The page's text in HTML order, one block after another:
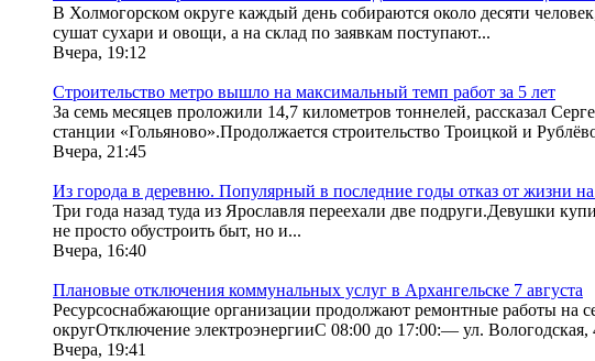
В Холмогорском округе каждый день собираются около десяти
сушат сухари и овощи, а на склад по заявкам поступают...
Вчера, 19:12
Строительство метро вышло на максимальный темп работ за 5 лет
За семь месяцев проложили 14,7 километров тоннелей, рассказал
станции «Гольяново».Продолжается строительство Троицкой и
Вчера, 21:45
Из города в деревню. Популярный в последние годы отказ от жизни
Три года назад туда из Ярославля переехали две подруги.Девушки
не просто обустроить быт, но и...
Вчера, 16:40
Плановые отключения коммунальных услуг в Архангельске 7 августа
Ресурсоснабжающие организации продолжают ремонтные работы на
округОтключение электроэнергииС 08:00 до 17:00:— ул.
Вчера, 19:41